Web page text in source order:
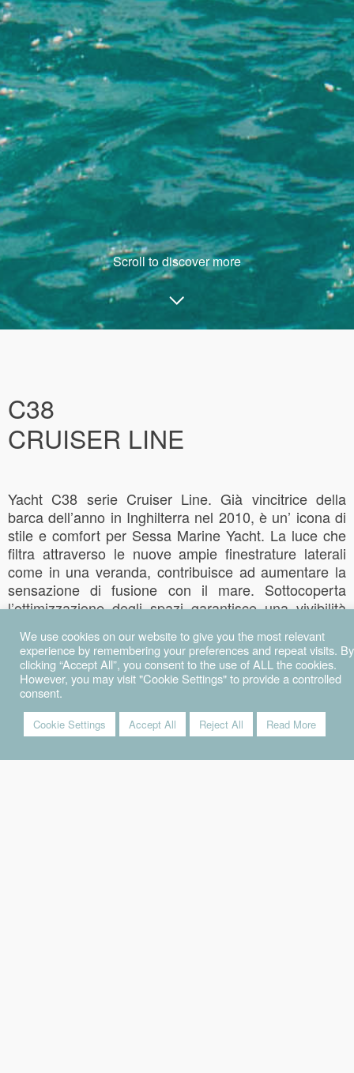
Scroll to discover more
C38
CRUISER LINE
Yacht C38 serie Cruiser Line. Già vincitrice della
barca dell’anno in Inghilterra nel 2010, è un’ icona di
stile e comfort per Sessa Marine Yacht. La luce che
filtra attraverso le nuove ampie finestrature laterali
come in una veranda, contribuisce ad aumentare la
sensazione di fusione con il mare. Sottocoperta
l’ottimizzazione degli spazi garantisce una vivibilità
bagno di dimensioni elevate per la categoria. Le due
cucine, una interna e l’altra situata nel pozzetto, le
zone prendisole, la chaise longue e gli ampi divani
permettono di sentirsi come a casa.
We use cookies on our website to give you the most relevant
experience by remembering your preferences and repeat visits. By
clicking “Accept All”, you consent to the use of ALL the cookies.
However, you may visit "Cookie Settings" to provide a controlled
consent.
Cookie Settings Accept All Reject All Read More